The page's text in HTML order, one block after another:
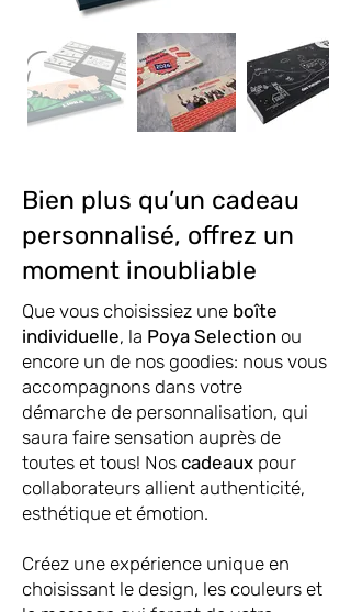
Bien plus qu’un cadeau
personnalisé, offrez un
moment inoubliable
Que vous choisissiez une boîte
individuelle, la Poya Selection ou
encore un de nos goodies: nous vous
accompagnons dans votre
démarche de personnalisation, qui
saura faire sensation auprès de
toutes et tous! Nos cadeaux pour
collaborateurs allient authenticité,
esthétique et émotion.
Créez une expérience unique en
choisissant le design, les couleurs et